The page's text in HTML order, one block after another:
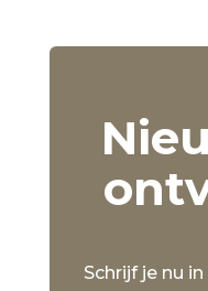
Schrijf je nu